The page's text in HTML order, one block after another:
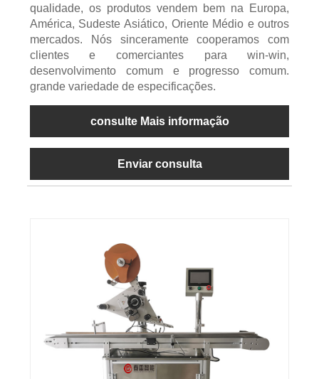
qualidade, os produtos vendem bem na Europa,
América, Sudeste Asiático, Oriente Médio e outros
mercados. Nós sinceramente cooperamos com
clientes e comerciantes para win-win,
desenvolvimento comum e progresso comum.
grande variedade de especificações.
consulte Mais informação
Enviar consulta